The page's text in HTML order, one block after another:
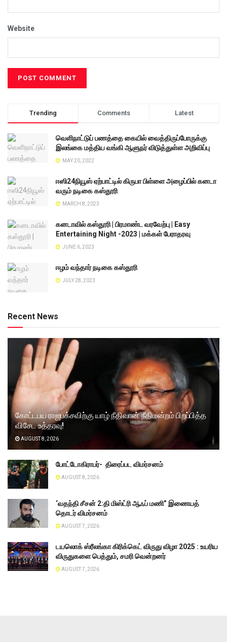
Website
Trending Comments Latest
வெளிநாட்டுப் பணத்தை கையில் வைத்திருப்போருக்கு
இலங்கை மத்திய வங்கி ஆளுநர் விடுத்துள்ள அறிவிப்பு
MAY 20, 2022
ஈஸி24நியூஸ் ஏற்பாட்டில் கிருபா பிள்ளை அழைப்பில் கனடா
வரும் நடிகை கஸ்தூரி
MARCH 8, 2023
கனடாவில் கஸ்தூரி | பிரமாண்ட வரவேற்பு | Easy
Entertaining Night -2023 | மக்கள் பேராதரவு
JUNE 6, 2023
ஈழம் வந்தார் நடிகை கஸ்தூரி
JULY 28, 2023
Recent News
கோட்டபய ராஜபக்சவிற்கு யாழ் நீதிவான் நீதிமன்றம் பிறப்பித்த
விசேட உத்தரவு!
AUGUST 8, 2026
போட்டோகிராபர்- ‌ திரைப்பட விமர்சனம்
AUGUST 8, 2026
‘வதந்தி சீசன் 2:தி மிஸ்ட்ரி ஆஃப் மணி” இணையத்
தொடர் விமர்சனம்
AUGUST 7, 2026
டயலொக் ஸ்ரீலங்கா கிரிக்கெட் விருது விழா 2025 : உயரிய
விருதுகளை பெத்தும், சமரி வென்றனர்
AUGUST 7, 2026